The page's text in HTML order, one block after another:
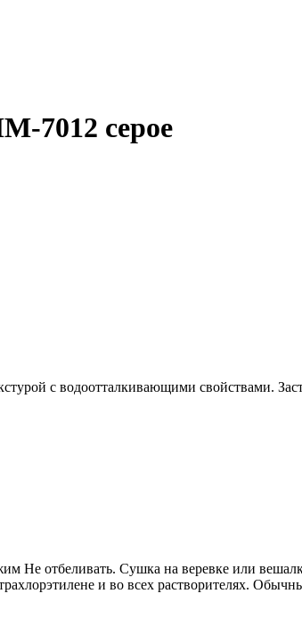
7012 серое
с водоотталкивающими свойствами.
Не отбеливать. Сушка на веревке или
и во всех растворителях.